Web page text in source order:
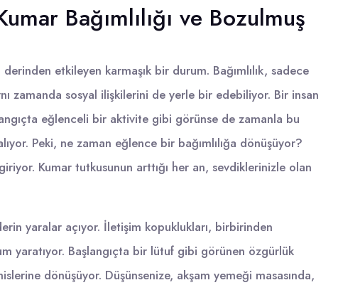
Bağımlılığı ve Bozulmuş
derinden etkileyen karmaşık bir durum. Bağımlılık, sadece
zamanda sosyal ilişkilerini de yerle bir edebiliyor. Bir insan
eğlenceli bir aktivite gibi görünse de zamanla bu
Peki, ne zaman eğlence bir bağımlılığa dönüşüyor?
Kumar tutkusunun arttığı her an, sevdiklerinizle olan
yaralar açıyor. İletişim kopuklukları, birbirinden
yaratıyor. Başlangıçta bir lütuf gibi görünen özgürlük
dönüşüyor. Düşünsenize, akşam yemeği masasında,